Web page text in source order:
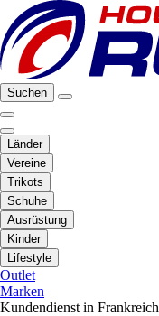
Suchen
Länder
Vereine
Trikots
Schuhe
Ausrüstung
Kinder
Lifestyle
Outlet
Marken
Kundendienst in Frankreich